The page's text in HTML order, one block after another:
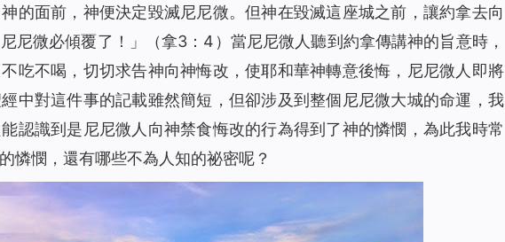
的面前，神便決定毀滅尼尼微。但神在毀滅這座城之前，讓約拿去向
尼微必傾覆了！
」（拿3：4）當尼尼微人聽到約拿傳講神的旨意時，
吃不喝，切切求告神向神悔改，使耶和華神轉意後悔，尼尼微人即將
中對這件事的記載雖然簡短，但卻涉及到整個尼尼微大城的命運，我
認識到是尼尼微人向神禁食悔改的行為得到了神的憐憫，為此我時常
憐憫，還有哪些不為人知的祕密呢？